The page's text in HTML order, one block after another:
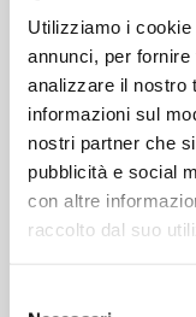
Utilizziamo i
annunci, per
analizzare il nostro
informazioni sul
nostri partner che
pubblicità e social
con altre
raccolto dal suo